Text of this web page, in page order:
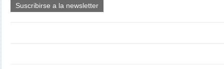
Suscribirse a la newsletter